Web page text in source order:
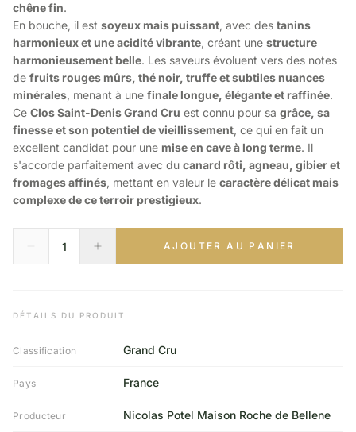
chêne fin.
En bouche, il est soyeux mais puissant, avec des tanins
harmonieux et une acidité vibrante, créant une structure
harmonieusement belle. Les saveurs évoluent vers des notes
de fruits rouges mûrs, thé noir, truffe et subtiles nuances
minérales, menant à une finale longue, élégante et raffinée.
Ce Clos Saint-Denis Grand Cru est connu pour sa grâce, sa
finesse et son potentiel de vieillissement, ce qui en fait un
excellent candidat pour une mise en cave à long terme. Il
s'accorde parfaitement avec du canard rôti, agneau, gibier et
fromages affinés, mettant en valeur le caractère délicat mais
complexe de ce terroir prestigieux.
AJOUTER AU PANIER
DÉTAILS DU PRODUIT
Classification Grand Cru
Pays France
Producteur Nicolas Potel Maison Roche de Bellene